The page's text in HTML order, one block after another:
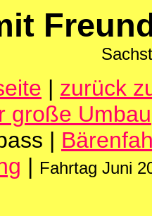
| zurück
große Umbau
|
| Fahrtag Juni